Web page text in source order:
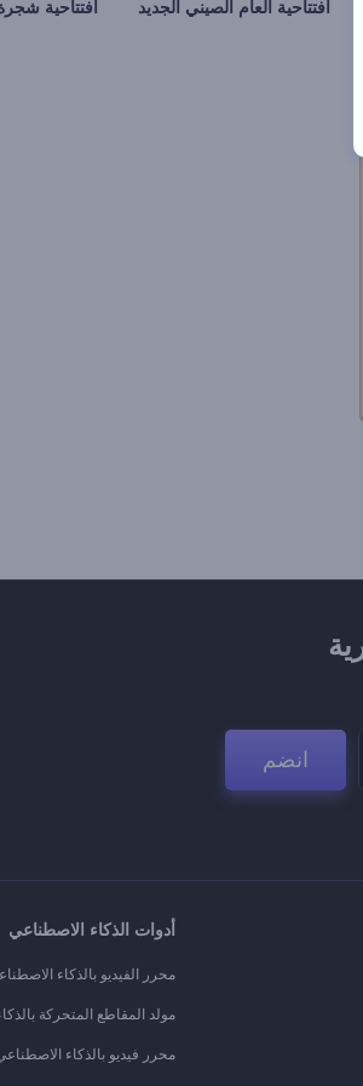
افتتاحية العام الصيني الجديد افتتاحية
انضم
أدوات الذكاء الاصطناعي
محرر الفيديو بالذكاء
مولد المقاطع المتحركة
محرر فيديو بالذكاء